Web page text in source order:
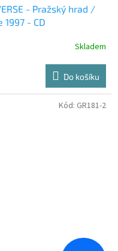
- Pražský hrad /
1997 - CD
Skladem
Do košíku
Kód: GR181-2